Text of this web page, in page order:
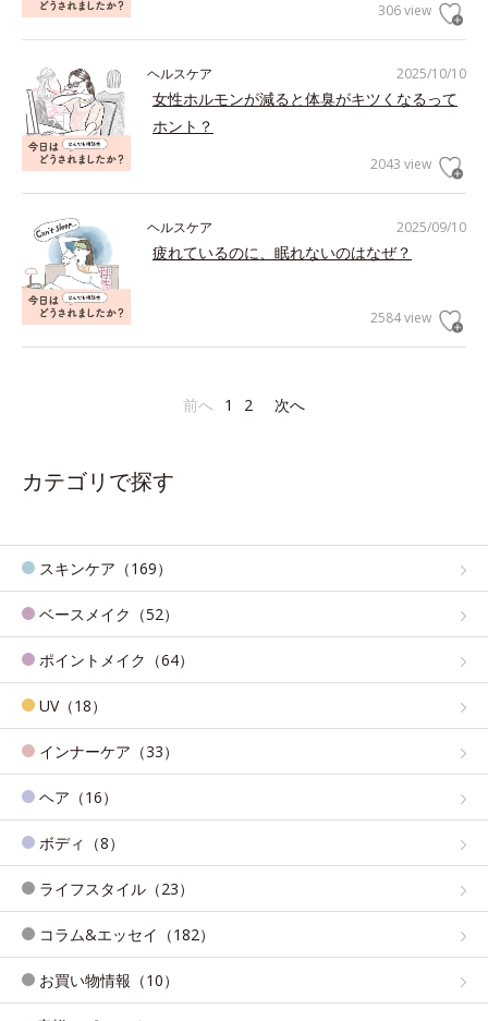
306 view
2025/10/10
ヘルスケア
女性ホルモンが減ると体臭がキツくなるって
ホント？
2043 view
2025/09/10
ヘルスケア
疲れているのに、眠れないのはなぜ？
2584 view
前へ 1 2 次へ
カテゴリで探す
スキンケア（169）
ベースメイク（52）
ポイントメイク（64）
UV（18）
インナーケア（33）
ヘア（16）
ボディ（8）
ライフスタイル（23）
コラム&エッセイ（182）
お買い物情報（10）